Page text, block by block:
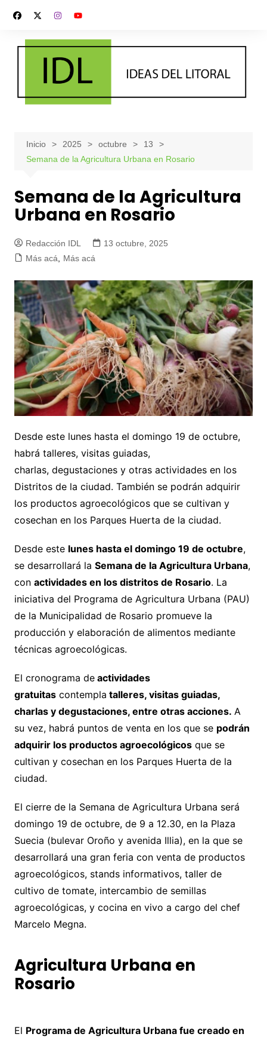
contenido
Inicio 2025 octubre
13
Semana de la Agricultura Urbana en Rosario
Semana de la Agricultura
Urbana en Rosario
Redacción IDL
13 octubre, 2025
Más acá, Más acá
Desde este lunes hasta el domingo 19 de octubre,
habrá talleres, visitas guiadas,
charlas, degustaciones y otras actividades en los
Distritos de la ciudad. También se podrán adquirir
los productos agroecológicos que se cultivan y
cosechan en los Parques Huerta de la ciudad.
Desde este lunes hasta el domingo 19 de octubre,
se desarrollará la Semana de la Agricultura Urbana,
con actividades en los distritos de Rosario. La
iniciativa del Programa de Agricultura Urbana (PAU)
de la Municipalidad de Rosario promueve la
producción y elaboración de alimentos mediante
técnicas agroecológicas.
El cronograma deactividades
gratuitascontempla talleres, visitas guiadas,
charlas y degustaciones, entre otras acciones. A
su vez, habrá puntos de venta en los que se podrán
adquirir los productos agroecológicosque se
cultivan y cosechan en los Parques Huerta de la
ciudad.
El cierre de la Semana de Agricultura Urbana será
domingo 19 de octubre, de 9 a 12.30, en la Plaza
Suecia (bulevar Oroño y avenida Illia), en la que se
desarrollará una gran feria con venta de productos
agroecológicos, stands informativos, taller de
cultivo de tomate, intercambio de semillas
agroecológicas, y cocina en vivo a cargo del chef
Marcelo Megna.
Agricultura Urbana en
Rosario
El Programa de Agricultura Urbana fue creado en